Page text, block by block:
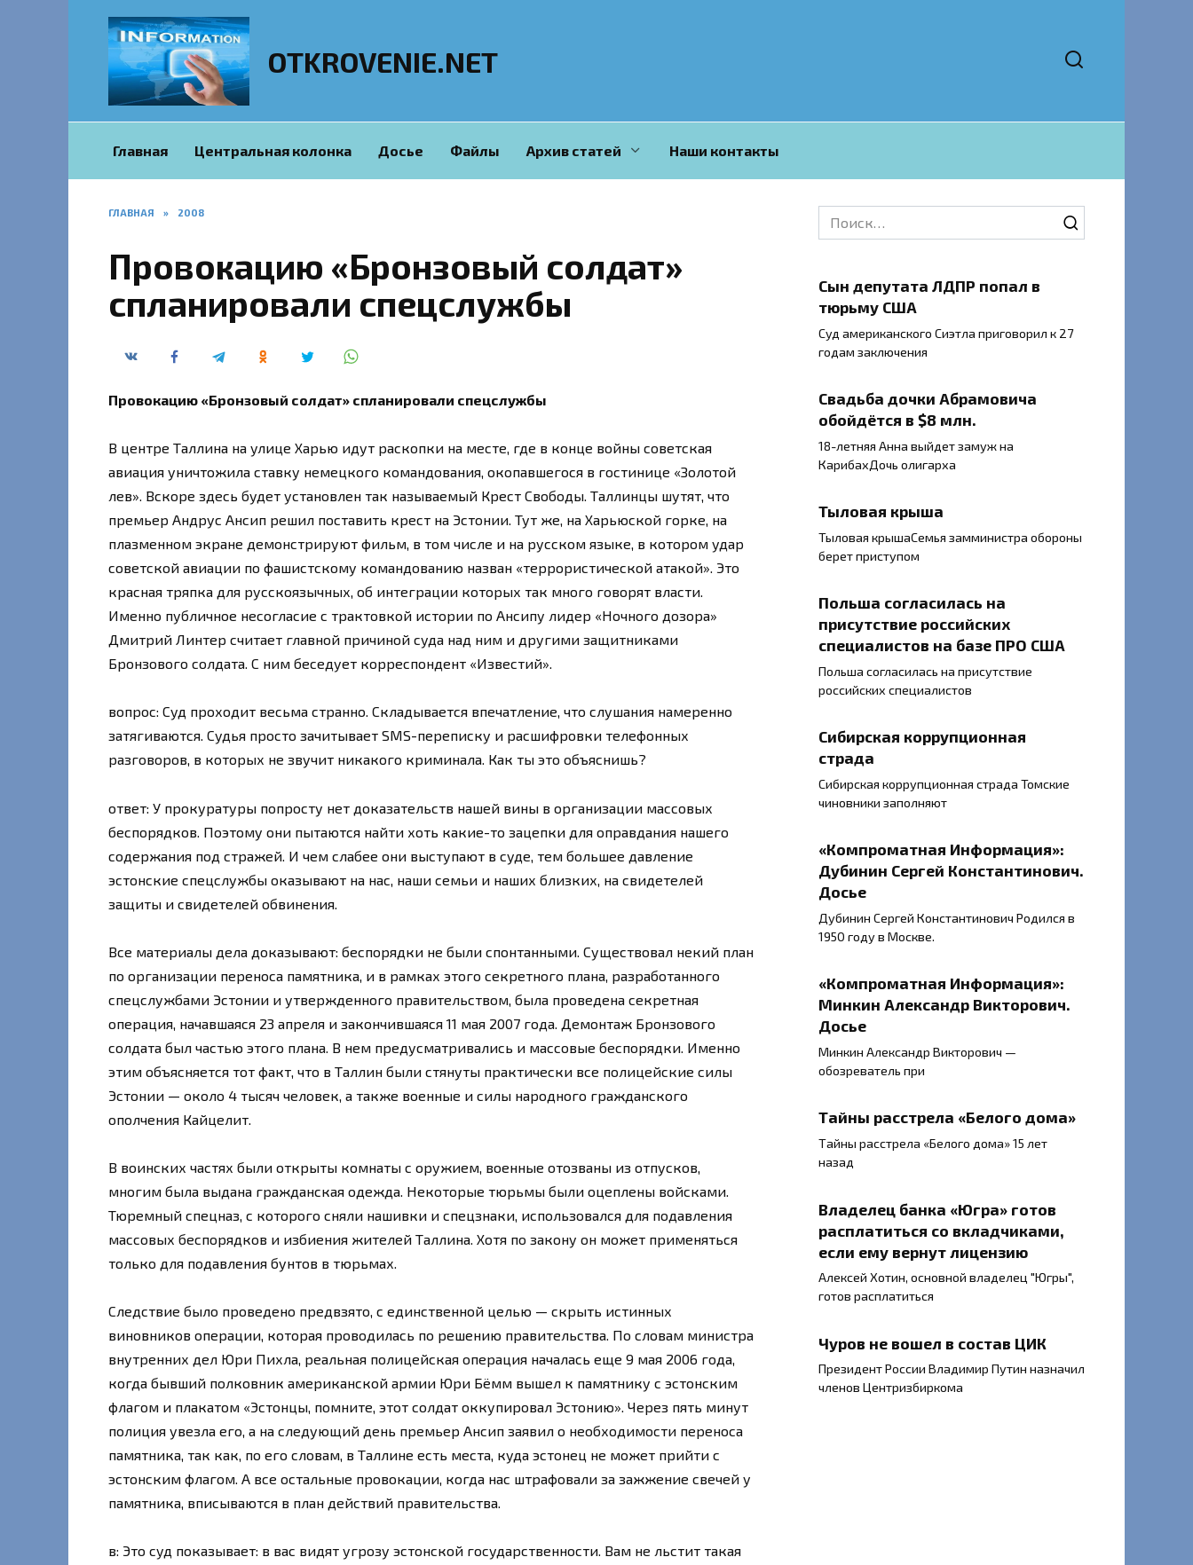
OTKROVENIE.NET
Главная Центральная колонка Досье Файлы Архив статей Наши контакты
ГЛАВНАЯ » 2008
Провокацию «Бронзовый солдат»
спланировали спецслужбы
Провокацию «Бронзовый солдат» спланировали спецслужбы
В центре Таллина на улице Харью идут раскопки на месте, где в конце войны советская
авиация уничтожила ставку немецкого командования, окопавшегося в гостинице «Золотой
лев». Вскоре здесь будет установлен так называемый Крест Свободы. Таллинцы шутят, что
премьер Андрус Ансип решил поставить крест на Эстонии. Тут же, на Харьюской горке, на
плазменном экране демонстрируют фильм, в том числе и на русском языке, в котором удар
советской авиации по фашистскому командованию назван «террористической атакой». Это
красная тряпка для русскоязычных, об интеграции которых так много говорят власти.
Именно публичное несогласие с трактовкой истории по Ансипу лидер «Ночного дозора»
Дмитрий Линтер считает главной причиной суда над ним и другими защитниками
Бронзового солдата. С ним беседует корреспондент «Известий».
вопрос: Суд проходит весьма странно. Складывается впечатление, что слушания намеренно
затягиваются. Судья просто зачитывает SMS-переписку и расшифровки телефонных
разговоров, в которых не звучит никакого криминала. Как ты это объяснишь?
ответ: У прокуратуры попросту нет доказательств нашей вины в организации массовых
беспорядков. Поэтому они пытаются найти хоть какие-то зацепки для оправдания нашего
содержания под стражей. И чем слабее они выступают в суде, тем большее давление
эстонские спецслужбы оказывают на нас, наши семьи и наших близких, на свидетелей
защиты и свидетелей обвинения.
Все материалы дела доказывают: беспорядки не были спонтанными. Существовал некий план
по организации переноса памятника, и в рамках этого секретного плана, разработанного
спецслужбами Эстонии и утвержденного правительством, была проведена секретная
операция, начавшаяся 23 апреля и закончившаяся 11 мая 2007 года. Демонтаж Бронзового
солдата был частью этого плана. В нем предусматривались и массовые беспорядки. Именно
этим объясняется тот факт, что в Таллин были стянуты практически все полицейские силы
Эстонии — около 4 тысяч человек, а также военные и силы народного гражданского
ополчения Кайцелит.
В воинских частях были открыты комнаты с оружием, военные отозваны из отпусков,
многим была выдана гражданская одежда. Некоторые тюрьмы были оцеплены войсками.
Тюремный спецназ, с которого сняли нашивки и спецзнаки, использовался для подавления
массовых беспорядков и избиения жителей Таллина. Хотя по закону он может применяться
только для подавления бунтов в тюрьмах.
Следствие было проведено предвзято, с единственной целью — скрыть истинных
виновников операции, которая проводилась по решению правительства. По словам министра
внутренних дел Юри Пихла, реальная полицейская операция началась еще 9 мая 2006 года,
когда бывший полковник американской армии Юри Бёмм вышел к памятнику с эстонским
флагом и плакатом «Эстонцы, помните, этот солдат оккупировал Эстонию». Через пять минут
полиция увезла его, а на следующий день премьер Ансип заявил о необходимости переноса
памятника, так как, по его словам, в Таллине есть места, куда эстонец не может прийти с
эстонским флагом. А все остальные провокации, когда нас штрафовали за зажжение свечей у
памятника, вписываются в план действий правительства.
в: Это суд показывает: в вас видят угрозу эстонской государственности. Вам не льстит такая
Search
for:
Сын депутата ЛДПР попал в
тюрьму США
Суд американского Сиэтла приговорил к 27
годам заключения
Свадьба дочки Абрамовича
обойдётся в $8 млн.
18-летняя Анна выйдет замуж на
КарибахДочь олигарха
Тыловая крыша
Тыловая крышаСемья замминистра обороны
берет приступом
Польша согласилась на
присутствие российских
специалистов на базе ПРО США
Польша согласилась на присутствие
российских специалистов
Сибирская коррупционная
страда
Сибирская коррупционная страда Томские
чиновники заполняют
«Компроматная Информация»:
Дубинин Сергей Константинович.
Досье
Дубинин Сергей Константинович Родился в
1950 году в Москве.
«Компроматная Информация»:
Минкин Александр Викторович.
Досье
Минкин Александр Викторович —
обозреватель при
Тайны расстрела «Белого дома»
Тайны расстрела «Белого дома» 15 лет
назад
Владелец банка «Югра» готов
расплатиться со вкладчиками,
если ему вернут лицензию
Алексей Хотин, основной владелец "Югры",
готов расплатиться
Чуров не вошел в состав ЦИК
Президент России Владимир Путин назначил
членов Центризбиркома